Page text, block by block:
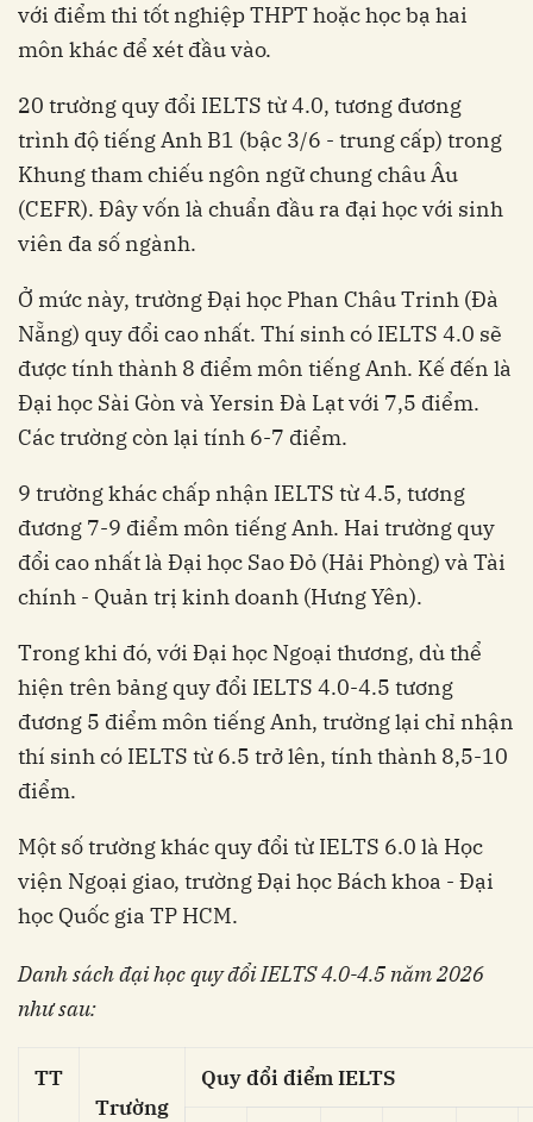
với điểm thi tốt nghiệp THPT hoặc học bạ hai
môn khác để xét đầu vào.
20 trường quy đổi IELTS từ 4.0, tương đương
trình độ tiếng Anh B1 (bậc 3/6 - trung cấp) trong
Khung tham chiếu ngôn ngữ chung châu Âu
(CEFR). Đây vốn là chuẩn đầu ra đại học với sinh
viên đa số ngành.
Ở mức này, trường Đại học Phan Châu Trinh (Đà
Nẵng) quy đổi cao nhất. Thí sinh có IELTS 4.0 sẽ
được tính thành 8 điểm môn tiếng Anh. Kế đến là
Đại học Sài Gòn và Yersin Đà Lạt với 7,5 điểm.
Các trường còn lại tính 6-7 điểm.
9 trường khác chấp nhận IELTS từ 4.5, tương
đương 7-9 điểm môn tiếng Anh. Hai trường quy
đổi cao nhất là Đại học Sao Đỏ (Hải Phòng) và Tài
chính - Quản trị kinh doanh (Hưng Yên).
Trong khi đó, với Đại học Ngoại thương, dù thể
hiện trên bảng quy đổi IELTS 4.0-4.5 tương
đương 5 điểm môn tiếng Anh, trường lại chỉ nhận
thí sinh có IELTS từ 6.5 trở lên, tính thành 8,5-10
điểm.
Một số trường khác quy đổi từ IELTS 6.0 là Học
viện Ngoại giao, trường Đại học Bách khoa - Đại
học Quốc gia TP HCM.
Danh sách đại học quy đổi IELTS 4.0-4.5 năm 2026
như sau:
TT
Trường
Quy đổi điểm IELTS